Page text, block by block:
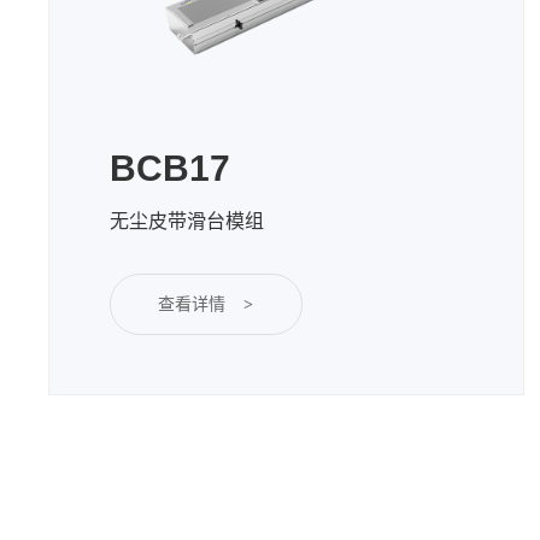
BCB17
无尘皮带滑台模组
查看详情 >